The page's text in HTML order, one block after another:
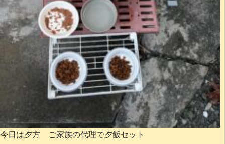
今日は夕方 ご家族の代理で夕飯セット